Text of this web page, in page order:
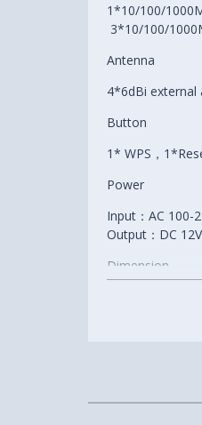
Súly
1*10/100/
3*10/100/
Antenna
4*6dBi external
Button
1* WPS，
Power
Input：AC 100-
Output：DC
Dimension